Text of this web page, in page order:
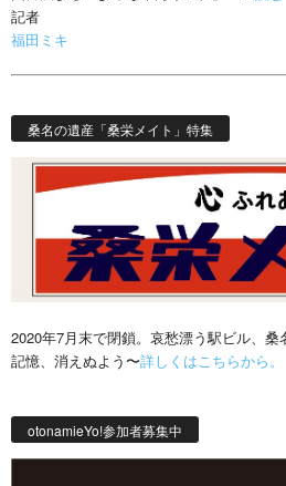
記者
福田ミキ
桑名の遺産「桑栄メイト」特集
2020年7月末で閉鎖。哀愁漂う駅ビル、
記憶、消えぬよう〜詳しくはこちらから。
otonamieYo!参加者募集中